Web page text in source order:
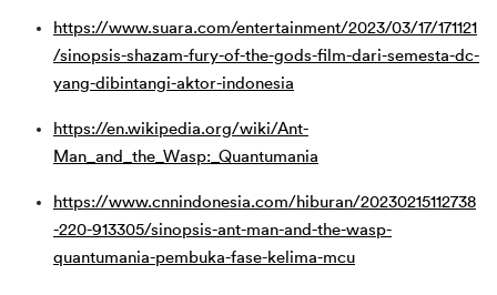
https://www.suara.com/entertainment/2023/03/17/171121
/sinopsis-shazam-fury-of-the-gods-film-dari-semesta-dc-
yang-dibintangi-aktor-indonesia
https://en.wikipedia.org/wiki/Ant-
Man_and_the_Wasp:_Quantumania
https://www.cnnindonesia.com/hiburan/20230215112738
-220-913305/sinopsis-ant-man-and-the-wasp-
quantumania-pembuka-fase-kelima-mcu